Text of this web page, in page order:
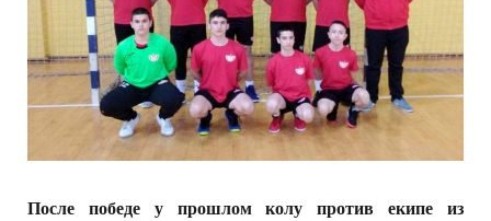
После победе у прошлом колу против екипе из